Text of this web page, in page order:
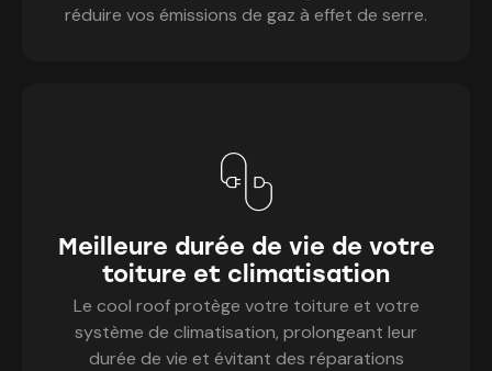
réduire vos émissions de gaz à effet de serre.
Meilleure durée de vie de votre
toiture et climatisation
Le cool roof protège votre toiture et votre
système de climatisation, prolongeant leur
durée de vie et évitant des réparations